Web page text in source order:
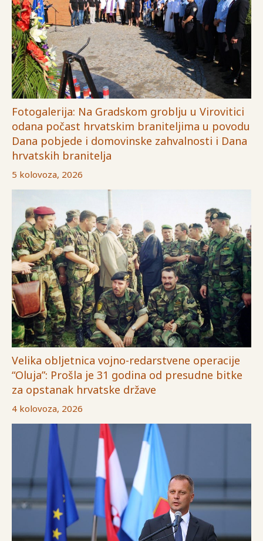
Fotogalerija: Na Gradskom groblju u Virovitici
odana počast hrvatskim braniteljima u povodu
Dana pobjede i domovinske zahvalnosti i Dana
hrvatskih branitelja
5 kolovoza, 2026
Velika obljetnica vojno-redarstvene operacije
“Oluja”: Prošla je 31 godina od presudne bitke
za opstanak hrvatske države
4 kolovoza, 2026